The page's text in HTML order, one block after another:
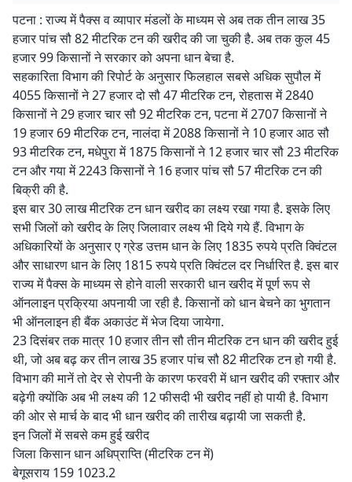
पटना : राज्य में पैक्स व व्यापार मंडलों के माध्यम से अब तक तीन लाख 35
हजार पांच सौ 82 मीटरिक टन की खरीद की जा चुकी है. अब तक कुल 45
हजार 99 किसानों ने सरकार को अपना धान बेचा है.
सहकारिता विभाग की रिपोर्ट के अनुसार फिलहाल सबसे अधिक सुपौल में
4055 किसानों ने 27 हजार दो सौ 47 मीटरिक टन, रोहतास में 2840
किसानों ने 29 हजार चार सौ 92 मीटरिक टन, पटना में 2707 किसानों ने
19 हजार 69 मीटरिक टन, नालंदा में 2088 किसानों ने 10 हजार आठ सौ
93 मीटरिक टन, मधेपुरा में 1875 किसानों ने 12 हजार चार सौ 23 मीटरिक
टन और गया में 2243 किसानों ने 16 हजार पांच सौ 57 मीटरिक टन की
बिक्री की है.
इस बार 30 लाख मीटरिक टन धान खरीद का लक्ष्य रखा गया है. इसके लिए
सभी जिलों को खरीद के लिए जिलावार लक्ष्य भी दिये गये हैं. विभाग के
अधिकारियों के अनुसार ए ग्रेड उत्तम धान के लिए 1835 रुपये प्रति क्विंटल
और साधारण धान के लिए 1815 रुपये प्रति क्विंटल दर निर्धारित है. इस बार
राज्य में पैक्स के माध्यम से होने वाली सरकारी धान खरीद में पूर्ण रूप से
ऑनलाइन प्रक्रिया अपनायी जा रही है. किसानों को धान बेचने का भुगतान
भी ऑनलाइन ही बैंक अकाउंट में भेज दिया जायेगा.
23 दिसंबर तक मात्र 10 हजार तीन सौ तीन मीटरिक टन धान की खरीद हुई
थी, जो अब बढ़ कर तीन लाख 35 हजार पांच सौ 82 मीटरिक टन हो गयी है.
विभाग की मानें तो देर से रोपनी के कारण फरवरी में धान खरीद की रफ्तार और
बढ़ेगी क्योंकि अब भी लक्ष्य की 12 फीसदी भी खरीद नहीं हो पायी है. विभाग
की ओर से मार्च के बाद भी धान खरीद की तारीख बढ़ायी जा सकती है.
इन जिलों में सबसे कम हुई खरीद
जिला किसान धान अधिप्राप्ति (मीटरिक टन में)
बेगूसराय 159 1023.2